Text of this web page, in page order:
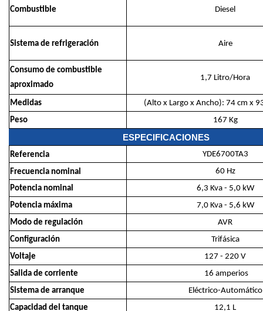
Combustible Diesel
Sistema de refrigeración Aire
Consumo de combustible
aproximado
1,7 Litro/Hora
Medidas
(Alto x Largo x Ancho): 74 cm x
Peso
167 Kg
ESPECIFICACIONES
Referencia
YDE6700TA3
Frecuencia nominal
60 Hz
Potencia nominal
6,3 Kva - 5,0 kW
Potencia máxima
7,0 Kva - 5,6 kW
Modo de regulación
AVR
Configuración
Trifásica
Voltaje
127 - 220 V
Salida de corriente
16 amperios
Sistema de arranque
Eléctrico-Automático
Capacidad del tanque
12,1 L